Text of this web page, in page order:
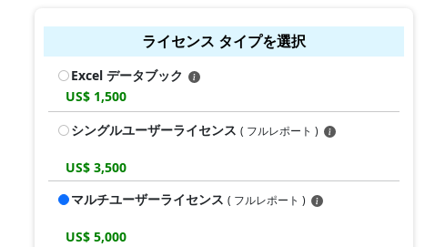
ライセンス タイプを選択
Excel データブック
US$ 1,500
シングルユーザーライセンス ( フルレポート )
US$ 3,500
マルチユーザーライセンス ( フルレポート )
US$ 5,000